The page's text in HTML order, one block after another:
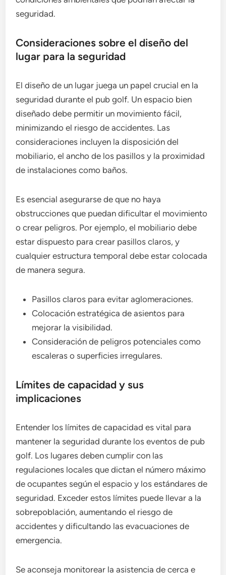
seguridad.
Consideraciones sobre el diseño del
lugar para la seguridad
El diseño de un lugar juega un papel crucial en la
seguridad durante el pub golf. Un espacio bien
diseñado debe permitir un movimiento fácil,
minimizando el riesgo de accidentes. Las
consideraciones incluyen la disposición del
mobiliario, el ancho de los pasillos y la proximidad
de instalaciones como baños.
Es esencial asegurarse de que no haya
obstrucciones que puedan dificultar el movimiento
o crear peligros. Por ejemplo, el mobiliario debe
estar dispuesto para crear pasillos claros, y
cualquier estructura temporal debe estar colocada
de manera segura.
Pasillos claros para evitar aglomeraciones.
Colocación estratégica de asientos para
mejorar la visibilidad.
Consideración de peligros potenciales como
escaleras o superficies irregulares.
Límites de capacidad y sus
implicaciones
Entender los límites de capacidad es vital para
mantener la seguridad durante los eventos de pub
golf. Los lugares deben cumplir con las
regulaciones locales que dictan el número máximo
de ocupantes según el espacio y los estándares de
seguridad. Exceder estos límites puede llevar a la
sobrepoblación, aumentando el riesgo de
accidentes y dificultando las evacuaciones de
emergencia.
Se aconseja monitorear la asistencia de cerca e